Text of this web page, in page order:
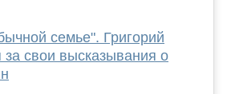
семье". Григорий
за свои высказывания о